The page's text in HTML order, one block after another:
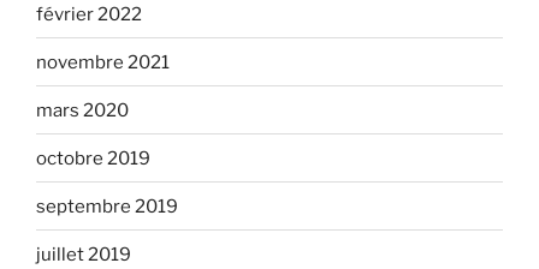
février 2022
novembre 2021
mars 2020
octobre 2019
septembre 2019
juillet 2019